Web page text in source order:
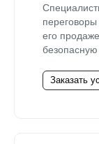
его
безопасную
Заказать